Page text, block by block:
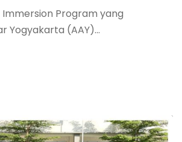
Immersion Program yang
Yogyakarta (AAY)...